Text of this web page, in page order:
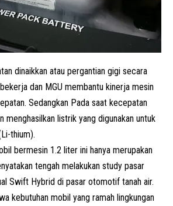
dinaikkan atau pergantian gigi secara
dan MGU membantu kinerja mesin
Sedangkan Pada saat kecepatan
menghasilkan listrik yang digunakan untuk
thium).
bermesin 1.2 liter ini hanya merupakan
tengah melakukan study pasar
Swift Hybrid di pasar otomotif tanah air.
kebutuhan mobil yang ramah lingkungan